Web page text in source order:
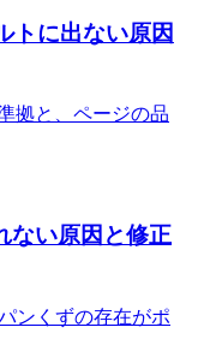
トに出ない原因
拠と、ページの品
ない原因と修正
ンくずの存在がポ